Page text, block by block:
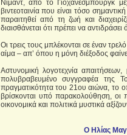
Νίμαντ, από το Γιοχάνεσμπουργκ
βιντεοταινία που είναι τόσο
παραιτηθεί από τη ζωή και
διαισθάνεται ότι πρέπει να
Οι τρεις τους μπλέκονται σε έναν
αίμα – απ’ όπου η μόνη διέξοδος
Αστυνομική λογοτεχνία
πολυβραβευμένο συγγραφέα της
πραγματικότητα του 21ου αιώνα, το
βρίσκονται υπό παρακολούθηση, οι
οικονομικά και πολιτικά μυστικά
Ο Ηλίας